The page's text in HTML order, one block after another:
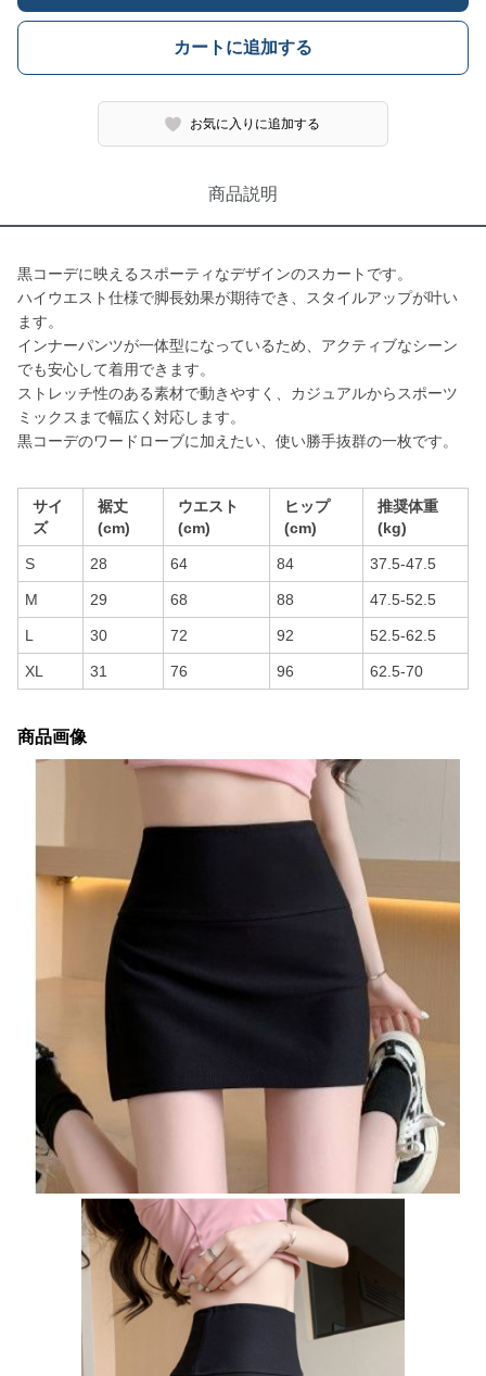
カートに追加する
お気に入りに追加する
商品説明
黒コーデに映えるスポーティなデザインのスカートです。
ハイウエスト仕様で脚長効果が期待でき、スタイルアップが叶い
ます。
インナーパンツが一体型になっているため、アクティブなシーン
でも安心して着用できます。
ストレッチ性のある素材で動きやすく、カジュアルからスポーツ
ミックスまで幅広く対応します。
黒コーデのワードローブに加えたい、使い勝手抜群の一枚です。
サイ
ズ
裾丈
(cm)
ウエスト
(cm)
ヒップ
(cm)
推奨体重
(kg)
S 28 64 84 37.5-47.5
M 29 68 88 47.5-52.5
L 30 72 92 52.5-62.5
XL 31 76 96 62.5-70
商品画像